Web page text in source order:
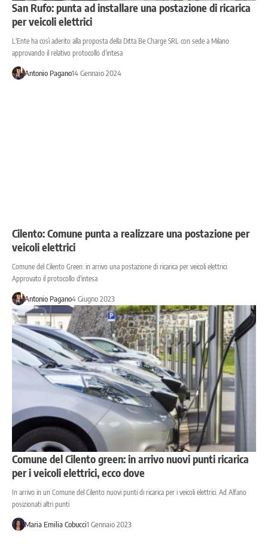
San Rufo: punta ad installare una postazione di ricarica
per veicoli elettrici
L'Ente ha così aderito alla proposta della Ditta Be Charge SRL con sede a Milano
approvando il relativo protocollo d’intesa
Antonio Pagano14 Gennaio 2024
Cilento: Comune punta a realizzare una postazione per
veicoli elettrici
Comune del Cilento Green: in arrivo una postazione di ricarica per veicoli elettrici.
Approvato il protocollo d'intesa
Antonio Pagano4 Giugno 2023
Comune del Cilento green: in arrivo nuovi punti ricarica
per i veicoli elettrici, ecco dove
In arrivo in un Comune del Cilento nuovi punti di ricarica per i veicoli elettrici. Ad Alfano
posizionati altri punti
Maria Emilia Cobucci1 Gennaio 2023